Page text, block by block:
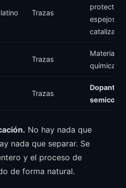
Trazas
protector
espejos
Trazas
Materia
química
Trazas
Dopantes
No hay nada que
nada que separar. Se
y el proceso de
de forma natural.